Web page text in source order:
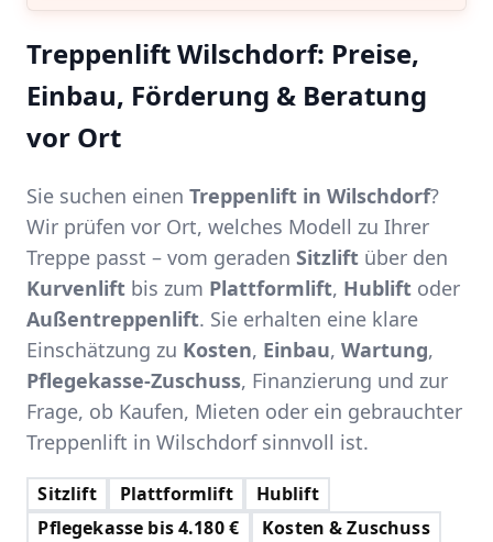
Treppenlift Wilschdorf: Preise,
Einbau, Förderung & Beratung
vor Ort
Sie suchen einen Treppenlift in Wilschdorf?
Wir prüfen vor Ort, welches Modell zu Ihrer
Treppe passt – vom geraden Sitzlift über den
Kurvenlift bis zum Plattformlift, Hublift oder
Außentreppenlift. Sie erhalten eine klare
Einschätzung zu Kosten, Einbau, Wartung,
Pflegekasse-Zuschuss, Finanzierung und zur
Frage, ob Kaufen, Mieten oder ein gebrauchter
Treppenlift in Wilschdorf sinnvoll ist.
Sitzlift Plattformlift
Hublift
Pflegekasse bis 4.180 €
Kosten & Zuschuss